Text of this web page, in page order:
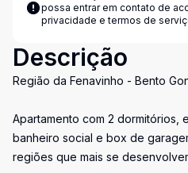
possa entrar em contato de
privacidade e termos de
Descrição
Região da Fenavinho - Bento
Apartamento com 2 dormitórios,
banheiro social e box de
regiões que mais se